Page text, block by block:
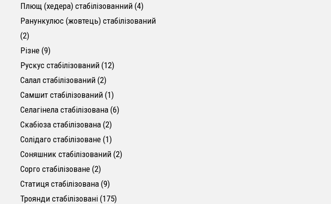
Плющ (хедера) стабілізованний 44 товари
Ранункулюс (жовтець) стабілізований
22 товари
Різне 99 товарів
Рускус стабілізований 1212 товарів
Салал стабілізований 22 товари
Самшит стабілізований 11 товар
Селагінела стабілізована 66 товарів
Скабіоза стабілізована 22 товари
Солідаго стабілізоване 11 товар
Соняшник стабілізований 22 товари
Сорго стабілізоване 22 товари
Статиця стабілізована 99 товарів
Троянди стабілізовані 175175 товарів